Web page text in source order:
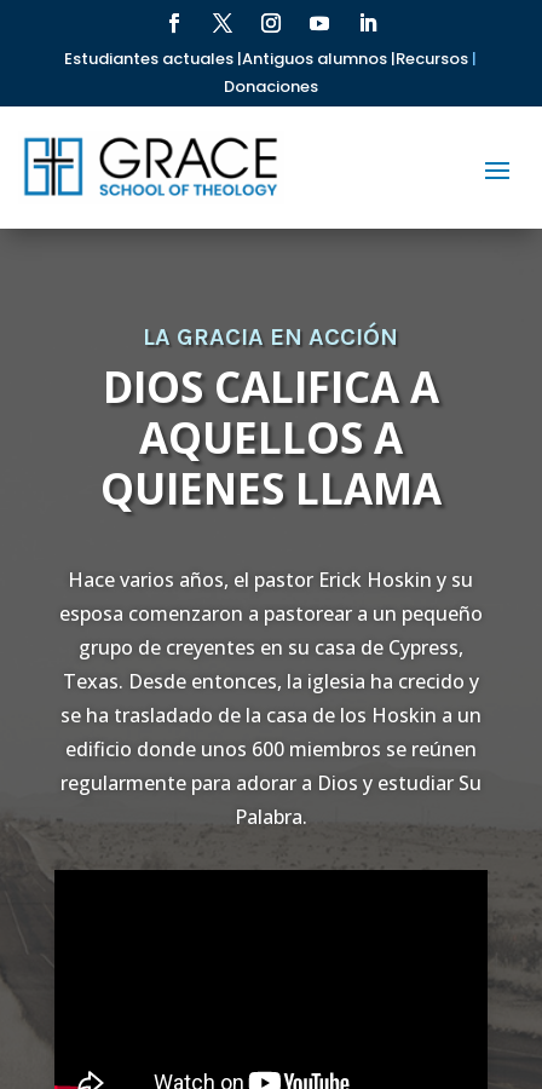
Estudiantes actuales |Antiguos alumnos |Recursos |
Donaciones
LA GRACIA EN ACCIÓN
DIOS CALIFICA A
AQUELLOS A
QUIENES LLAMA
Hace varios años, el pastor Erick Hoskin y su
esposa comenzaron a pastorear a un pequeño
grupo de creyentes en su casa de Cypress,
Texas. Desde entonces, la iglesia ha crecido y
se ha trasladado de la casa de los Hoskin a un
edificio donde unos 600 miembros se reúnen
regularmente para adorar a Dios y estudiar Su
Palabra.